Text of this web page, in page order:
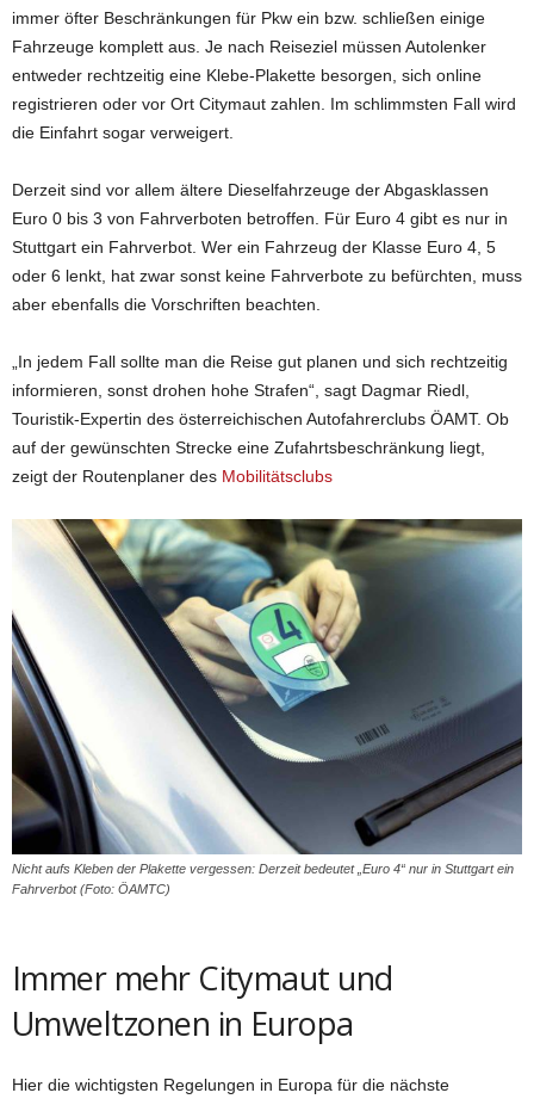
immer öfter Beschränkungen für Pkw ein bzw. schließen einige
Fahrzeuge komplett aus. Je nach Reiseziel müssen Autolenker
entweder rechtzeitig eine Klebe-Plakette besorgen, sich online
registrieren oder vor Ort Citymaut zahlen. Im schlimmsten Fall wird
die Einfahrt sogar verweigert.
Derzeit sind vor allem ältere Dieselfahrzeuge der Abgasklassen
Euro 0 bis 3 von Fahrverboten betroffen. Für Euro 4 gibt es nur in
Stuttgart ein Fahrverbot. Wer ein Fahrzeug der Klasse Euro 4, 5
oder 6 lenkt, hat zwar sonst keine Fahrverbote zu befürchten, muss
aber ebenfalls die Vorschriften beachten.
„In jedem Fall sollte man die Reise gut planen und sich rechtzeitig
informieren, sonst drohen hohe Strafen“, sagt Dagmar Riedl,
Touristik-Expertin des österreichischen Autofahrerclubs ÖAMT. Ob
auf der gewünschten Strecke eine Zufahrtsbeschränkung liegt,
zeigt der Routenplaner des Mobilitätsclubs
Nicht aufs Kleben der Plakette vergessen: Derzeit bedeutet „Euro 4“ nur in Stuttgart ein
Fahrverbot (Foto: ÖAMTC)
Immer mehr Citymaut und
Umweltzonen in Europa
Hier die wichtigsten Regelungen in Europa für die nächste